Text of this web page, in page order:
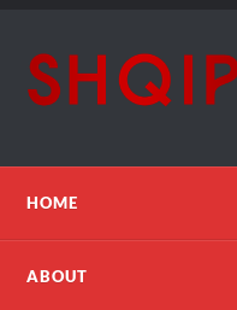
HOME
ABOUT